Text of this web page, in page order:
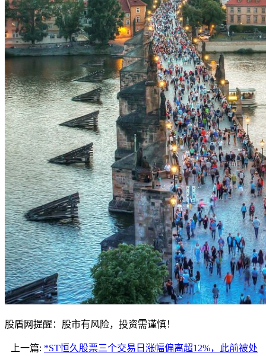
股盾网提醒：股市有风险，投资需谨慎！
上一篇: *ST恒久股票三个交易日涨幅偏离超12%，此前被处